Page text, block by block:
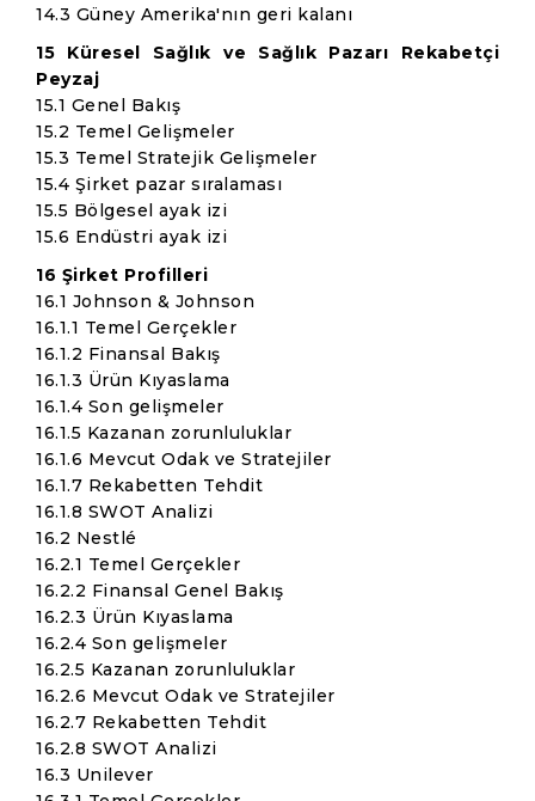
14.3 Güney Amerika'nın geri kalanı
15 Küresel Sağlık ve Sağlık Pazarı Rekabetçi
Peyzaj
15.1 Genel Bakış
15.2 Temel Gelişmeler
15.3 Temel Stratejik Gelişmeler
15.4 Şirket pazar sıralaması
15.5 Bölgesel ayak izi
15.6 Endüstri ayak izi
16 Şirket Profilleri
16.1 Johnson & Johnson
16.1.1 Temel Gerçekler
16.1.2 Finansal Bakış
16.1.3 Ürün Kıyaslama
16.1.4 Son gelişmeler
16.1.5 Kazanan zorunluluklar
16.1.6 Mevcut Odak ve Stratejiler
16.1.7 Rekabetten Tehdit
16.1.8 SWOT Analizi
16.2 Nestlé
16.2.1 Temel Gerçekler
16.2.2 Finansal Genel Bakış
16.2.3 Ürün Kıyaslama
16.2.4 Son gelişmeler
16.2.5 Kazanan zorunluluklar
16.2.6 Mevcut Odak ve Stratejiler
16.2.7 Rekabetten Tehdit
16.2.8 SWOT Analizi
16.3 Unilever